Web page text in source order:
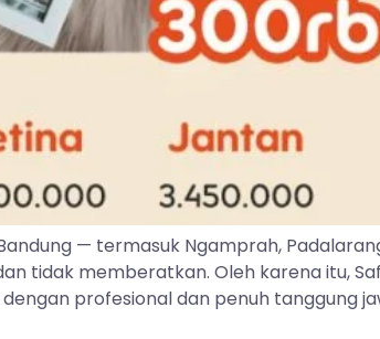
— termasuk Ngamprah,
tidak memberatkan. Oleh karena itu,
profesional dan penuh tanggung